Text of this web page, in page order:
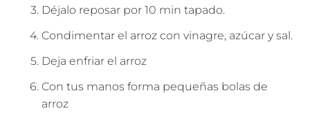
Déjalo reposar por 10 min tapado.
Condimentar el arroz con vinagre, azúcar y sal.
Deja enfriar el arroz
Con tus manos forma pequeñas bolas de
arroz